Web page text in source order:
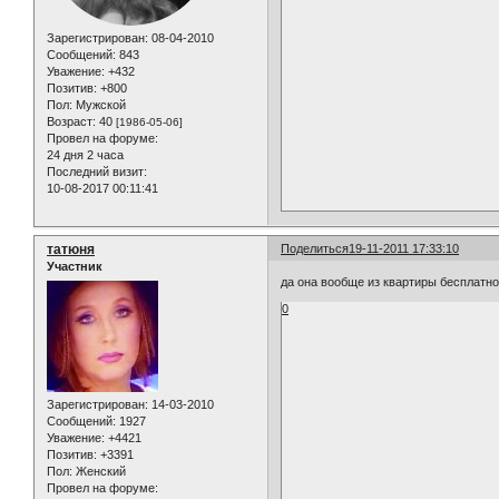
Зарегистрирован: 08-04-2010
Сообщений: 843
Уважение: +432
Позитив: +800
Пол: Мужской
Возраст: 40 [1986-05-06]
Провел на форуме:
24 дня 2 часа
Последний визит:
10-08-2017 00:11:41
Поделиться19-11-2011 17:33:10
татюня
Участник
Зарегистрирован: 14-03-2010
Сообщений: 1927
Уважение: +4421
Позитив: +3391
Пол: Женский
Провел на форуме:
да она вообще из квартиры
0